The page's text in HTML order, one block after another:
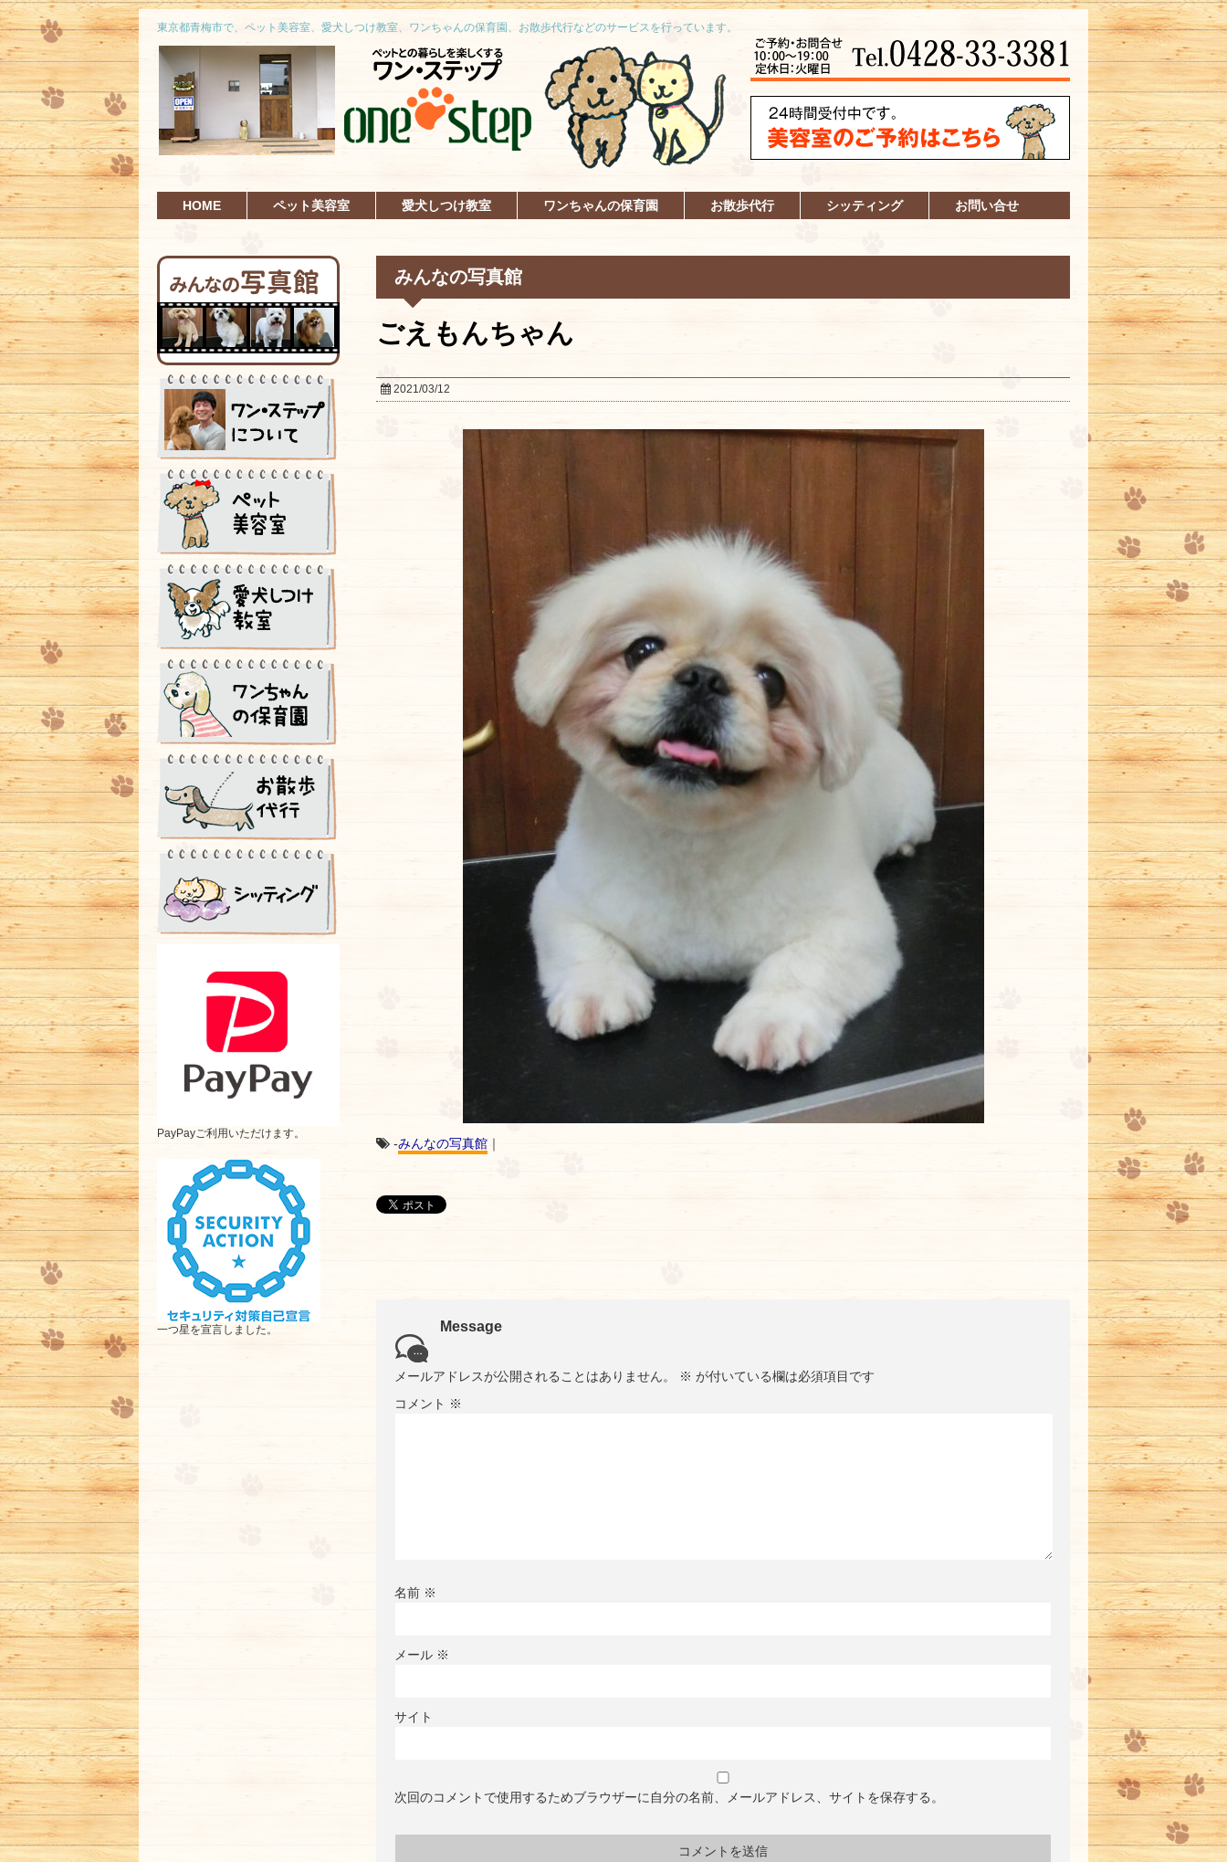
東京都青梅市で、ペット美容室、愛犬しつけ教室、ワンちゃんの保育園、お散歩代行などのサービスを行っています。
HOME ペット美容室 愛犬しつけ教室 ワンちゃんの保育園 お散歩代行 シッティング お問い合せ
みんなの写真館
ごえもんちゃん
2021/03/12
-みんなの写真館 ｜
Message
メールアドレスが公開されることはありません。 ※ が付いている欄は必須項目です
コメント ※
名前 ※
メール ※
サイト
次回のコメントで使用するためブラウザーに自分の名前、メールアドレス、サイトを保存する。
PayPayご利用いただけます。
一つ星を宣言しました。